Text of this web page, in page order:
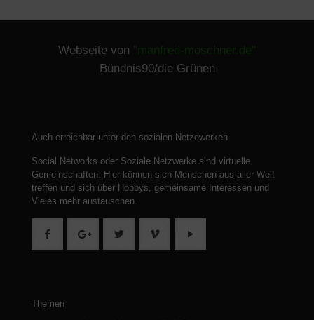
Webseite von "manfred-moschner.de"
Bündnis90/die Grünen
Auch erreichbar unter den sozialen Netzewerken
Social Networks oder Soziale Netzwerke sind virtuelle
Gemeinschaften. Hier können sich Menschen aus aller Welt
treffen und sich über Hobbys, gemeinsame Interessen und
Vieles mehr austauschen.
Themen